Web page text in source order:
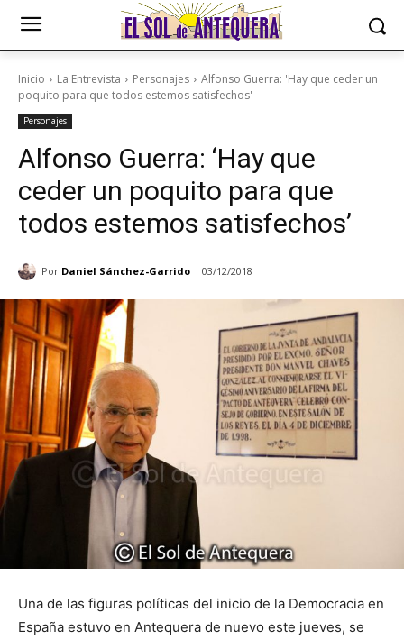
Inicio La Entrevista Personajes
Alfonso Guerra: 'Hay que ceder un
poquito para que todos estemos satisfechos'
Personajes
Alfonso Guerra: ‘Hay que
ceder un poquito para que
todos estemos satisfechos’
Por Daniel Sánchez-Garrido 03/12/2018
Una de las figuras políticas del inicio de la Democracia en
España estuvo en Antequera de nuevo este jueves, se